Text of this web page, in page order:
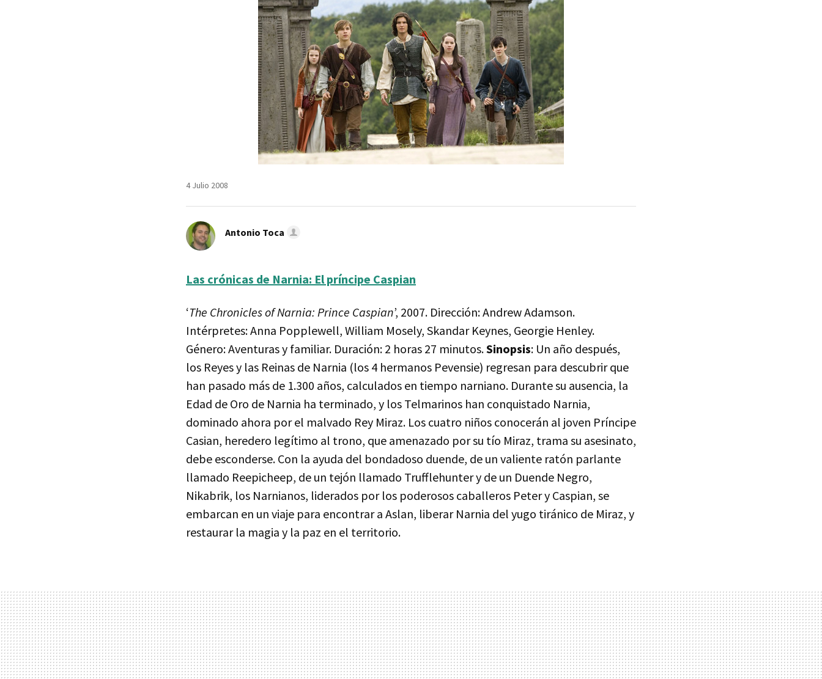
4 Julio 2008
Antonio Toca
Las crónicas de Narnia: El príncipe Caspian
‘The Chronicles of Narnia: Prince Caspian’, 2007. Dirección: Andrew Adamson.
Intérpretes: Anna Popplewell, William Mosely, Skandar Keynes, Georgie Henley.
Género: Aventuras y familiar. Duración: 2 horas 27 minutos.Sinopsis: Un año después,
los Reyes y las Reinas de Narnia (los 4 hermanos Pevensie) regresan para descubrir que
han pasado más de 1.300 años, calculados en tiempo narniano. Durante su ausencia, la
Edad de Oro de Narnia ha terminado, y los Telmarinos han conquistado Narnia,
dominado ahora por el malvado Rey Miraz. Los cuatro niños conocerán al joven Príncipe
Casian, heredero legítimo al trono, que amenazado por su tío Miraz, trama su asesinato,
debe esconderse. Con la ayuda del bondadoso duende, de un valiente ratón parlante
llamado Reepicheep, de un tejón llamado Trufflehunter y de un Duende Negro,
Nikabrik, los Narnianos, liderados por los poderosos caballeros Peter y Caspian, se
embarcan en un viaje para encontrar a Aslan, liberar Narnia del yugo tiránico de Miraz, y
restaurar la magia y la paz en el territorio.